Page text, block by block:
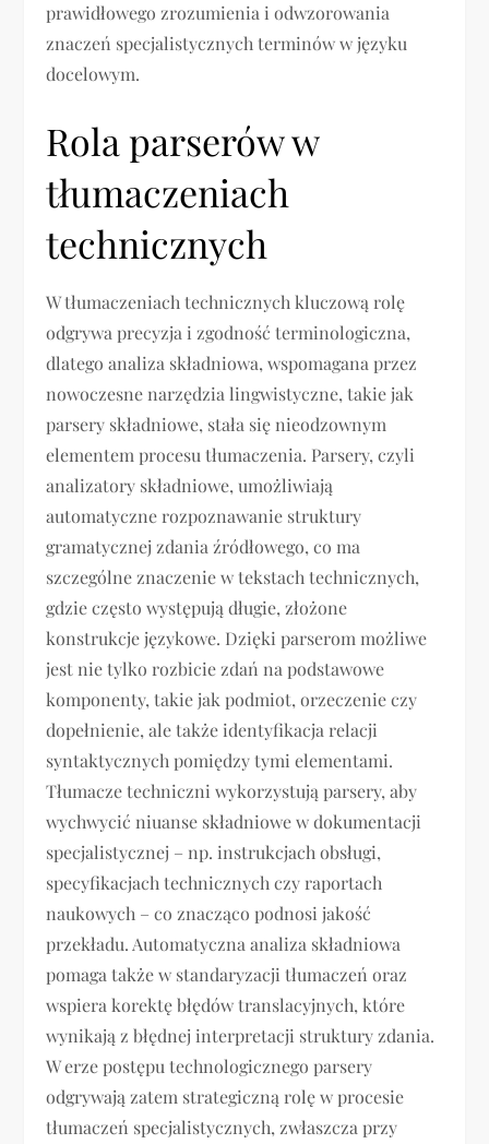
prawidłowego zrozumienia i odwzorowania
znaczeń specjalistycznych terminów w języku
docelowym.
Rola parserów w
tłumaczeniach
technicznych
W tłumaczeniach technicznych kluczową rolę
odgrywa precyzja i zgodność terminologiczna,
dlatego analiza składniowa, wspomagana przez
nowoczesne narzędzia lingwistyczne, takie jak
parsery składniowe, stała się nieodzownym
elementem procesu tłumaczenia. Parsery, czyli
analizatory składniowe, umożliwiają
automatyczne rozpoznawanie struktury
gramatycznej zdania źródłowego, co ma
szczególne znaczenie w tekstach technicznych,
gdzie często występują długie, złożone
konstrukcje językowe. Dzięki parserom możliwe
jest nie tylko rozbicie zdań na podstawowe
komponenty, takie jak podmiot, orzeczenie czy
dopełnienie, ale także identyfikacja relacji
syntaktycznych pomiędzy tymi elementami.
Tłumacze techniczni wykorzystują parsery, aby
wychwycić niuanse składniowe w dokumentacji
specjalistycznej – np. instrukcjach obsługi,
specyfikacjach technicznych czy raportach
naukowych – co znacząco podnosi jakość
przekładu. Automatyczna analiza składniowa
pomaga także w standaryzacji tłumaczeń oraz
wspiera korektę błędów translacyjnych, które
wynikają z błędnej interpretacji struktury zdania.
W erze postępu technologicznego parsery
odgrywają zatem strategiczną rolę w procesie
tłumaczeń specjalistycznych, zwłaszcza przy